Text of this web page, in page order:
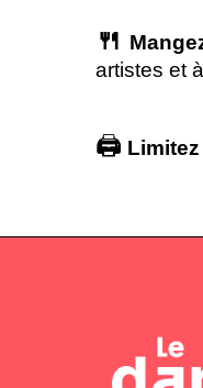
🍴
artistes et
🖨️